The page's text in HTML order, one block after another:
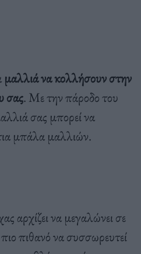
μαλλιά να κολλήσουν στην
σας. Με την πάροδο του
σας μπορεί να
μπάλα μαλλιών.
αρχίζει να μεγαλώνει σε
πιθανό να συσσωρευτεί